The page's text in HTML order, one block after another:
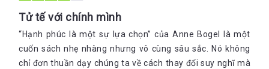
Tử tế với chính mình
“Hạnh phúc là một sự lựa chọn” của Anne Bogel là một
cuốn sách nhẹ nhàng nhưng vô cùng sâu sắc. Nó không
chỉ đơn thuần dạy chúng ta về cách thay đổi suy nghĩ mà